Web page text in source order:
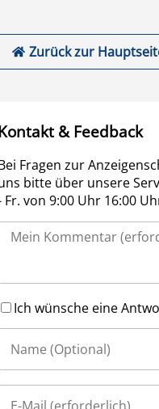
Zurück zur
& Feedback
Fragen zur
bitte über unsere
Fr. von 9:00 Uhr 16:00
Ich wünsche eine